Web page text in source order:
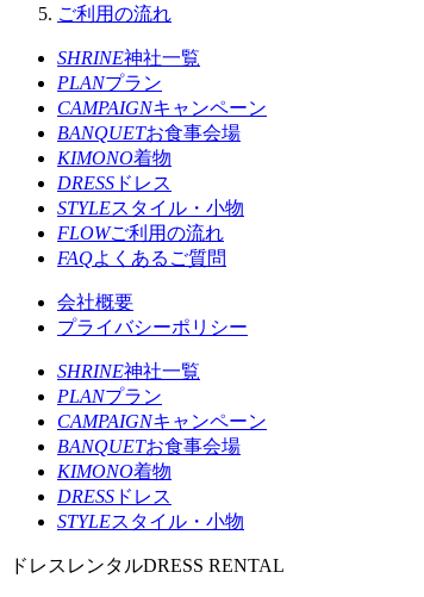
ご利用の流れ
SHRINE神社一覧
PLANプラン
CAMPAIGNキャンペーン
BANQUETお食事会場
KIMONO着物
DRESS ドレス
STYLEスタイル・小物
FLOWご利用の流れ
FAQよくあるご質問
会社概要
プライバシーポリシー
SHRINE神社一覧
PLANプラン
CAMPAIGNキャンペーン
BANQUETお食事会場
KIMONO着物
DRESS ドレス
STYLEスタイル・小物
ドレスレンタルDRESS RENTAL